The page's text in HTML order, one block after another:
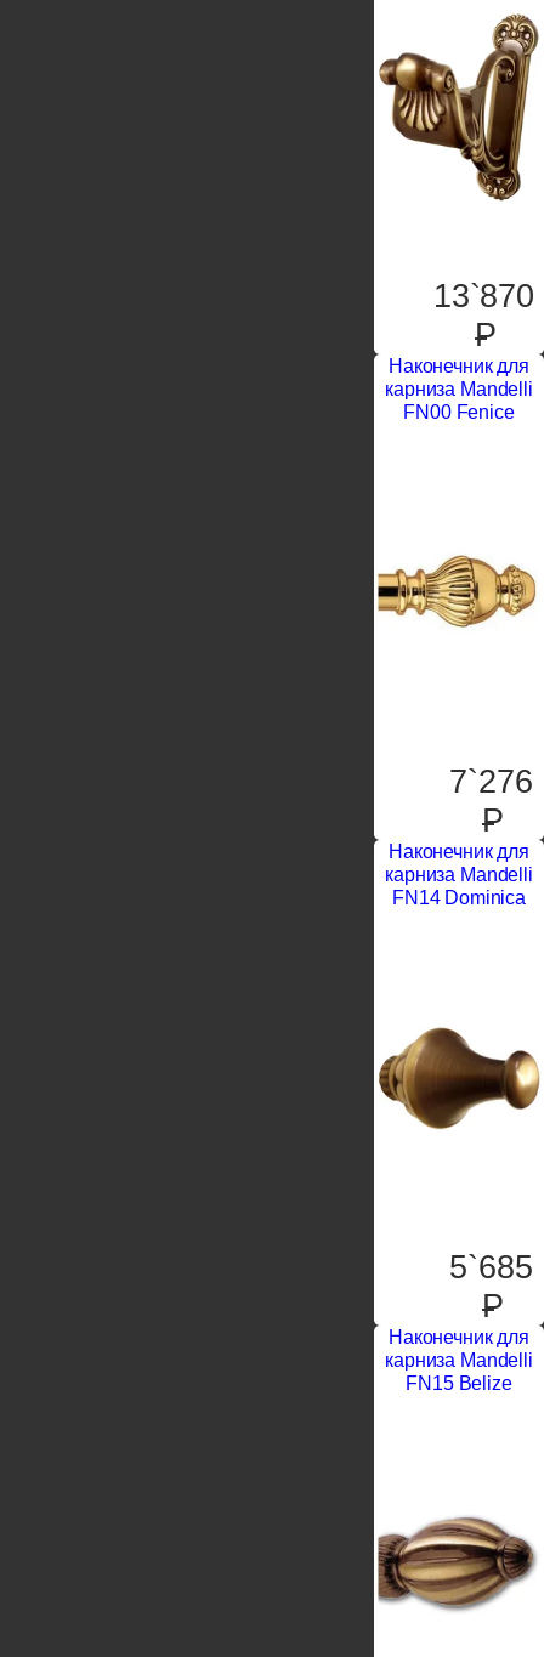
13`870
P
Наконечник для
карниза Mandelli
FN00 Fenice
7`276
P
Наконечник для
карниза Mandelli
FN14 Dominica
5`685
P
Наконечник для
карниза Mandelli
FN15 Belize